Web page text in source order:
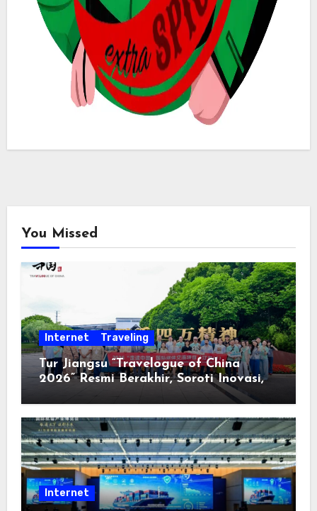
You Missed
Internet Traveling
Tur Jiangsu “Travelogue of China
2026” Resmi Berakhir, Soroti Inovasi,
Keterbukaan, dan Pembangunan
Berorientasi pada Masyarakat
Internet